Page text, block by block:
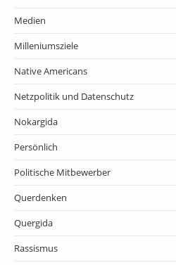
Medien
Milleniumsziele
Native Americans
Netzpolitik und Datenschutz
Nokargida
Persönlich
Politische Mitbewerber
Querdenken
Quergida
Rassismus